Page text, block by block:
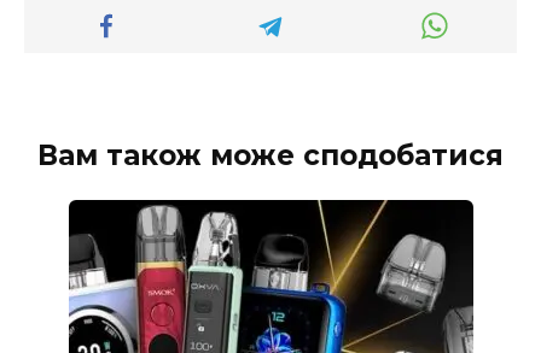
Вам також може сподобатися